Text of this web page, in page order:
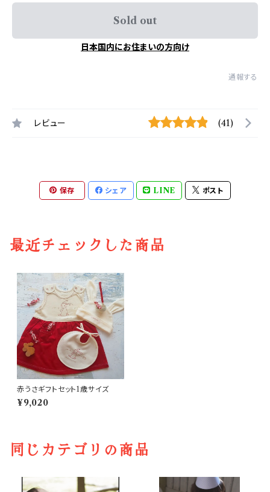
Sold out
日本国内にお住まいの方向け
通報する
レビュー (41)
保存 シェア LINE ポスト
最近チェックした商品
赤うさギフトセット1歳サイズ
¥9,020
同じカテゴリの商品